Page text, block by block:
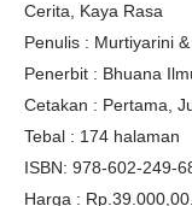
Cerita, Kaya Rasa
Penulis : Murtiyarini
Penerbit : Bhuana
Cetakan : Pertama,
Tebal : 174 halaman
ISBN: 978-602-249-
Harga : Rp.39.000,00.